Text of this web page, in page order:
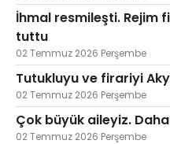
İhmal resmileşti. Rejim
tuttu
02 Temmuz 2026 Perşembe
Tutukluyu ve firariyi
02 Temmuz 2026 Perşembe
Çok büyük aileyiz.
02 Temmuz 2026 Perşembe